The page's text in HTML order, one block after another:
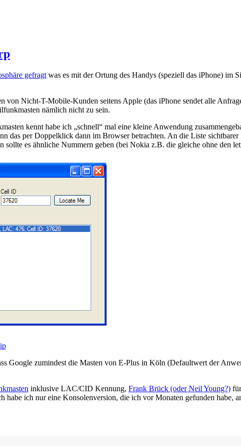
gefragt was es mit der Ortung des Handys (speziell das iPhone) im
Nicht-T-Mobile-Kunden seitens Apple (das iPhone sendet alle
nämlich nicht zu sein.
kennt habe ich „schnell“ mal eine kleine Anwendung
das per Doppelklick dann im Browser betrachten. An die Liste
sollte es ähnliche Nummern geben (bei Nokia z.B. die gleiche ohne den
Google zumindest die Masten von E-Plus in Köln (Defaultwert der
inklusive LAC/CID Kennung, Frank Brück (oder Neil Young?)
ich nur eine Konsolenversion, die ich vor Monaten gefunden habe,